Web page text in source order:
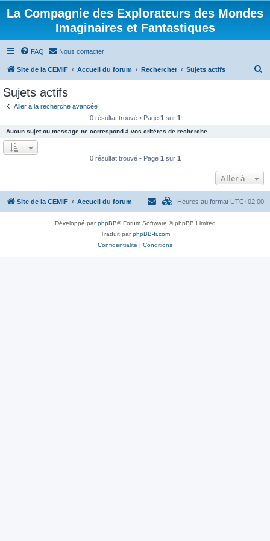
La Compagnie des Explorateurs des Mondes
Imaginaires et Fantastiques
FAQ Nous contacter
Site de la CEMIF Accueil du forum Rechercher Sujets actifs
e
r
Sujets actifs
Aller à la recherche avancée
0 résultat trouvé • Page 1 sur 1
Aucun sujet ou message ne correspond à vos critères de recherche.
0 résultat trouvé • Page 1 sur 1
Aller à
Site de la CEMIF Accueil du forum Heures au format UTC+02:00
Développé parphpBB® Forum Software © phpBB Limited
Traduit parphpBB-fr.com
Confidentialité | Conditions